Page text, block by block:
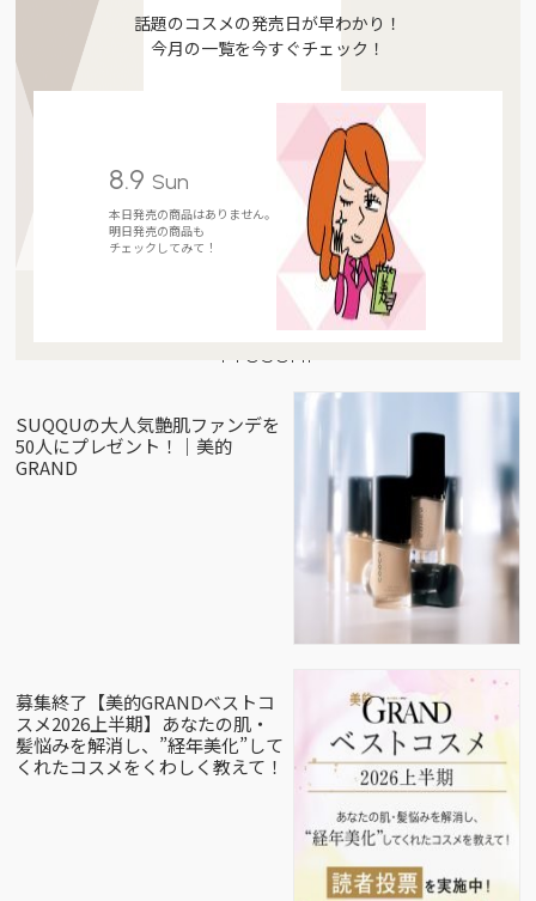
話題のコスメの発売日が早わかり！
今月の一覧を今すぐチェック！
8.9 Sun
本日発売の商品はありません。
明日発売の商品も
チェックしてみて！
Present
SUQQUの大人気艶肌ファンデを
50人にプレゼント！｜美的
GRAND
募集終了【美的GRANDベストコ
スメ2026上半期】あなたの肌・
髪悩みを解消し、”経年美化”して
くれたコスメをくわしく教えて！